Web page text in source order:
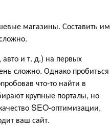
магазины. Составить им
и т. д.) на первых
сложно. Однако пробиться
что-то найти в
крупные порталы, но
SEO-оптимизации,
ваш сайт.